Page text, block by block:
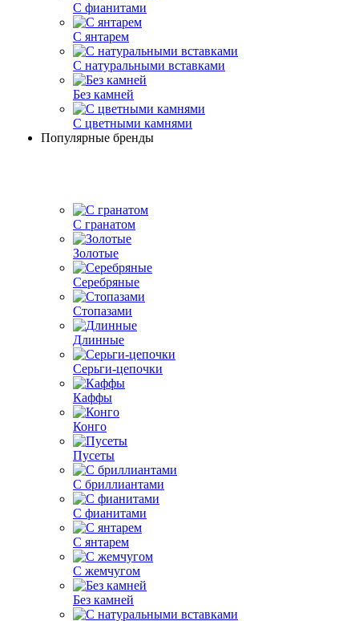
С фианитами
С янтарем
С натуральными вставками
Без камней
С цветными камнями
Популярные бренды
С гранатом
Золотые
Серебряные
Стопазами
Длинные
Серьги-цепочки
Каффы
Конго
Пусеты
С бриллиантами
С фианитами
С янтарем
С жемчугом
Без камней